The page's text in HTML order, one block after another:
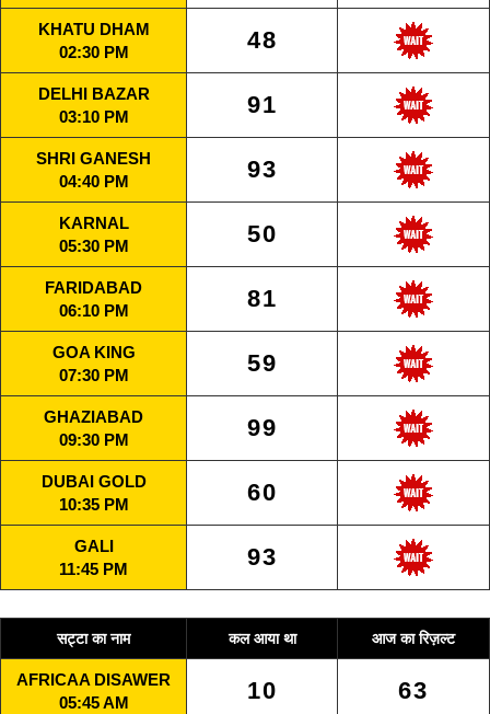
KHATU DHAM
02:30 PM
48
DELHI BAZAR
03:10 PM
91
SHRI GANESH
04:40 PM
93
KARNAL
05:30 PM
50
FARIDABAD
06:10 PM
81
GOA KING
07:30 PM
59
GHAZIABAD
09:30 PM
99
DUBAI GOLD
10:35 PM
60
GALI
11:45 PM
93
सट्टा का नाम कल आया था आज का रिज़ल्ट
AFRICAA DISAWER
05:45 AM
10 63